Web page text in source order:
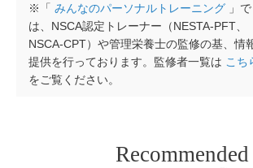
※「 みんなのパーソナルトレーニング 」で
は、NSCA認定トレーナー（NESTA-PFT、
NSCA-CPT）や管理栄養士の監修の基、情
提供を行っております。監修者一覧は こち
をご覧ください。
Recommended